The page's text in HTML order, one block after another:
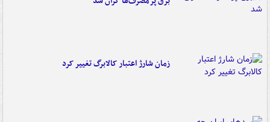
زمان شارژ اعتبار کالابرگ تغییر کرد